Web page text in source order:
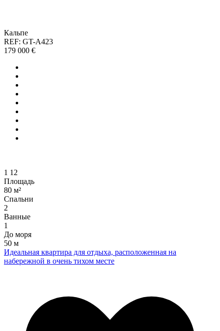
Кальпе
REF: GT-A423
179 000 €
1 12
Площадь
80 м²
Спальни
2
Ванные
1
До моря
50 м
Идеальная квартира для отдыха, расположенная на
набережной в очень тихом месте